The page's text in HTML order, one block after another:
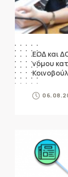
ΕΟΔ και
νόμου